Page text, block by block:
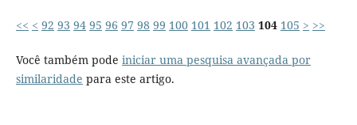
<< < 92 93 94 95 96 97 98 99 100 101 102 103 104 105 > >>
Você também pode iniciar uma pesquisa avançada por
similaridade para este artigo.